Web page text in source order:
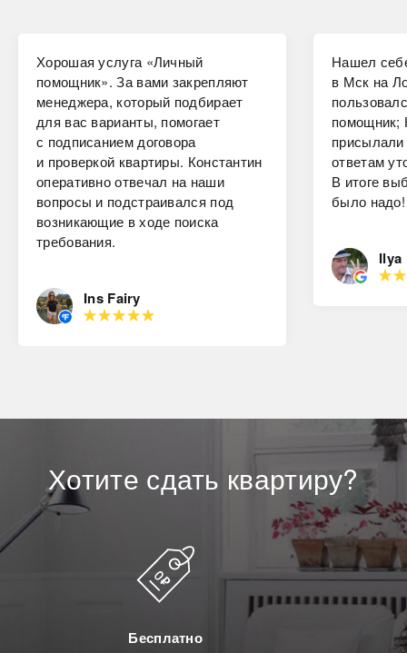
Хорошая услуга «Личный
помощник». За вами закрепляют
менеджера, который подбирает
для вас варианты, помогает
с подписанием договора
и проверкой квартиры. Константин
оперативно отвечал на наши
вопросы и подстраивался под
возникающие в ходе поиска
требования.
Ins Fairy
Нашел
в Мск на
помощник;
ответам
В итоге
было надо!
Ilya
Хотите сдать квартиру?
Бесплатно